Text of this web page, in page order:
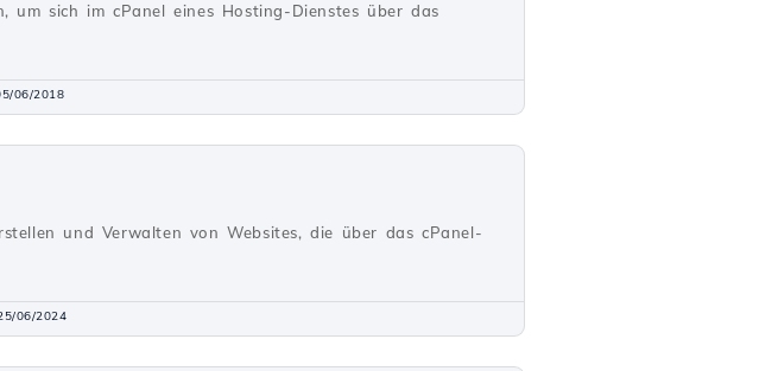
um sich im cPanel eines Hosting-Dienstes über das
06/2018
und Verwalten von Websites, die über das cPanel-
06/2024